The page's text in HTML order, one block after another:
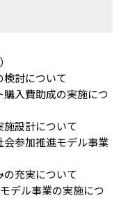
討について
入費助成の実施につ
設計について
参加推進モデル事業
充実について
デル事業の実施につ